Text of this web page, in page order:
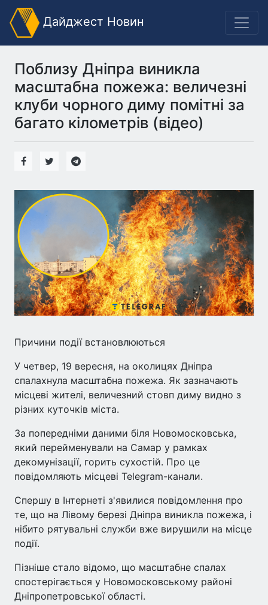
Дайджест Новин
Поблизу Дніпра виникла
масштабна пожежа: величезні
клуби чорного диму помітні за
багато кілометрів (відео)
Причини події встановлюються
У четвер, 19 вересня, на околицях Дніпра
спалахнула масштабна пожежа. Як зазначають
місцеві жителі, величезний стовп диму видно з
різних куточків міста.
За попередніми даними біля Новомосковська,
який перейменували на Самар у рамках
декомунізації, горить сухостій. Про це
повідомляють місцеві Telegram-канали.
Спершу в Інтернеті з'явилися повідомлення про
те, що на Лівому березі Дніпра виникла пожежа, і
нібито рятувальні служби вже вирушили на місце
події.
Пізніше стало відомо, що масштабне спалах
спостерігається у Новомосковському районі
Дніпропетровської області.